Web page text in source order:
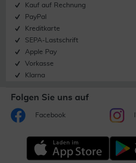
Kauf auf Rechnung
PayPal
Kreditkarte
SEPA-Lastschrift
Apple Pay
Vorkasse
Klarna
Folgen Sie uns auf
Facebook